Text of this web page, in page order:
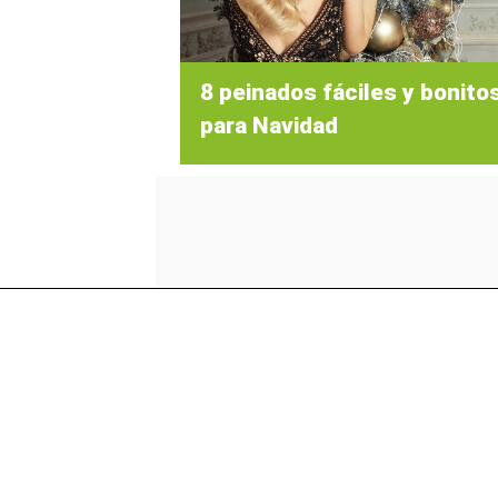
8 peinados fáciles y
para Navidad